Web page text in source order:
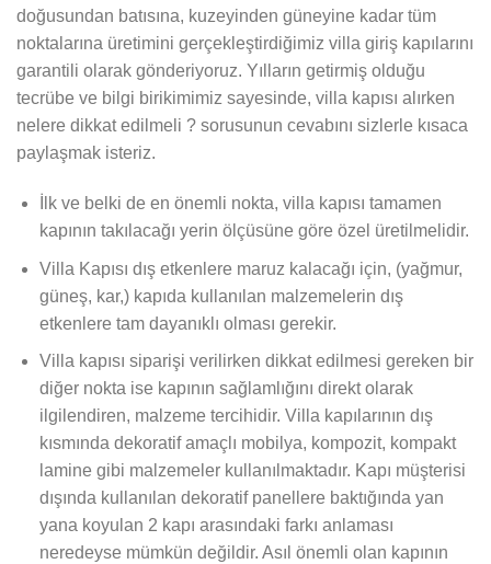
doğusundan batısına, kuzeyinden güneyine kadar tüm
noktalarına üretimini gerçekleştirdiğimiz villa giriş kapılarını
garantili olarak gönderiyoruz. Yılların getirmiş olduğu
tecrübe ve bilgi birikimimiz sayesinde, villa kapısı alırken
nelere dikkat edilmeli ? sorusunun cevabını sizlerle kısaca
paylaşmak isteriz.
İlk ve belki de en önemli nokta, villa kapısı tamamen
kapının takılacağı yerin ölçüsüne göre özel üretilmelidir.
Villa Kapısı dış etkenlere maruz kalacağı için, (yağmur,
güneş, kar,) kapıda kullanılan malzemelerin dış
etkenlere tam dayanıklı olması gerekir.
Villa kapısı siparişi verilirken dikkat edilmesi gereken bir
diğer nokta ise kapının sağlamlığını direkt olarak
ilgilendiren, malzeme tercihidir. Villa kapılarının dış
kısmında dekoratif amaçlı mobilya, kompozit, kompakt
lamine gibi malzemeler kullanılmaktadır. Kapı müşterisi
dışında kullanılan dekoratif panellere baktığında yan
yana koyulan 2 kapı arasındaki farkı anlaması
neredeyse mümkün değildir. Asıl önemli olan kapının